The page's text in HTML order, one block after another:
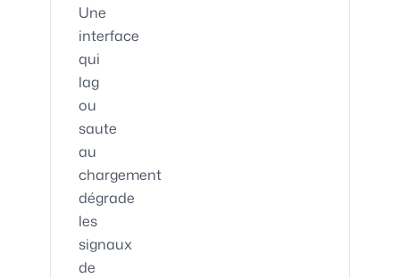
Une
interface
qui
lag
ou
saute
au
chargement
dégrade
les
signaux
de